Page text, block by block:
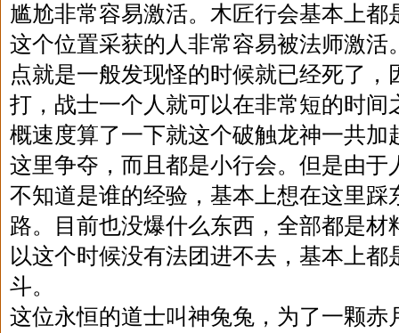
尴尬非常容易激活。木匠行会基本上都
这个位置采获的人非常容易被法师激活
点就是一般发现怪的时候就已经死了，
打，战士一个人就可以在非常短的时间
概速度算了一下就这个破触龙神一共加
这里争夺，而且都是小行会。但是由于
不知道是谁的经验，基本上想在这里踩
路。目前也没爆什么东西，全部都是材
以这个时候没有法团进不去，基本上都
斗。
这位永恒的道士叫神兔兔，为了一颗赤